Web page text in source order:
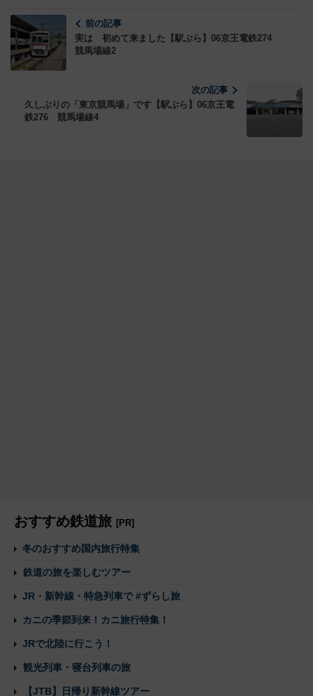
前の記事
実は 初めて来ました【駅ぶら】06京王電鉄274
競馬場線2
次の記事
久しぶりの「東京競馬場」です【駅ぶら】06京王電
鉄276 競馬場線4
おすすめ鉄道旅 [PR]
冬のおすすめ国内旅行特集
鉄道の旅を楽しむツアー
JR・新幹線・特急列車で #ずらし旅
カニの季節到来！カニ旅行特集！
JRで北陸に行こう！
観光列車・寝台列車の旅
【JTB】日帰り新幹線ツアー